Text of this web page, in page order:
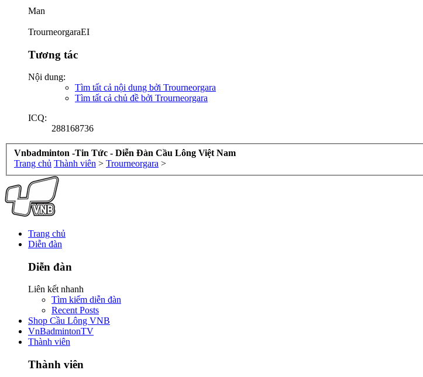
Man
TrourneorgaraEI
Tương tác
Nội dung:
Tìm tất cả nội dung bởi Trourneorgara
Tìm tất cả chủ đề bởi Trourneorgara
ICQ:
288168736
Vnbadminton -Tin Tức - Diễn Đàn Cầu Lông Việt Nam
Trang chủ Thành viên > Trourneorgara >
Trang chủ
Diễn đàn
Diễn đàn
Liên kết nhanh
Tìm kiếm diễn đàn
Recent Posts
Shop Cầu Lông VNB
VnBadmintonTV
Thành viên
Thành viên